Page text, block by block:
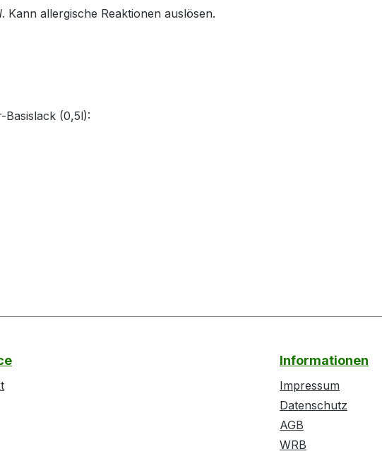
. Kann allergische Reaktionen auslösen.
(0,5l):
Informationen
Impressum
Datenschutz
AGB
WRB